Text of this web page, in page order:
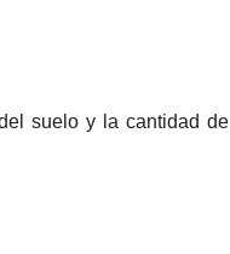
suelo y la cantidad de